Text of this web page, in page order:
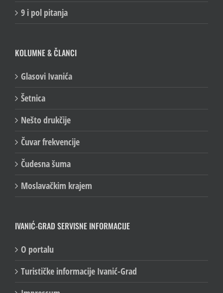
9 i pol pitanja
KOLUMNE & ČLANCI
Glasovi Ivanića
Šetnica
Nešto drukčije
Čuvar frekvencije
Čudesna šuma
Moslavačkim krajem
IVANIĆ-GRAD SERVISNE INFORMACIJE
O portalu
Turističke informacije Ivanić-Grad